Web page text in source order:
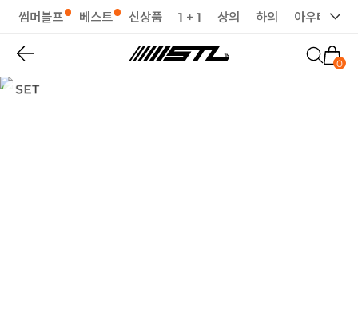
썸머블프 베스트 신상품 1 + 1 상의 하의 아우터
0